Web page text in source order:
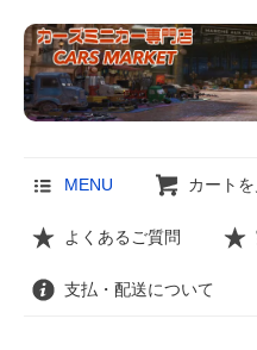
MENU カートを
よくあるご質問
支払・配送について